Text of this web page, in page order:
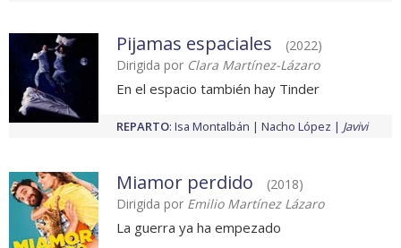
Pijamas espaciales
(2022)
Dirigida por Clara Martínez-Lázaro
En el espacio también hay Tinder
REPARTO: Isa Montalbán Nacho López Javivi
Miamor perdido
(2018)
Dirigida por Emilio Martínez Lázaro
La guerra ya ha empezado